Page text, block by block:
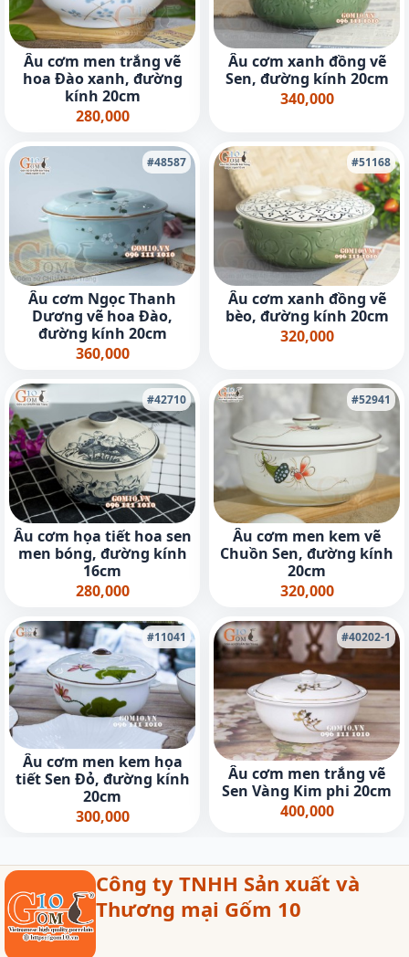
Âu cơm men trắng vẽ
hoa Đào xanh, đường
kính 20cm
280,000
Âu cơm xanh đồng vẽ
Sen, đường kính 20cm
340,000
#48587
Âu cơm Ngọc Thanh
Dương vẽ hoa Đào,
đường kính 20cm
360,000
#51168
Âu cơm xanh đồng vẽ
bèo, đường kính 20cm
320,000
#42710
Âu cơm họa tiết hoa sen
men bóng, đường kính
16cm
280,000
#52941
Âu cơm men kem vẽ
Chuồn Sen, đường kính
20cm
320,000
#11041
Âu cơm men kem họa
tiết Sen Đỏ, đường kính
20cm
300,000
#40202-1
Âu cơm men trắng vẽ
Sen Vàng Kim phi 20cm
400,000
Công ty TNHH Sản xuất và
Thương mại Gốm 10